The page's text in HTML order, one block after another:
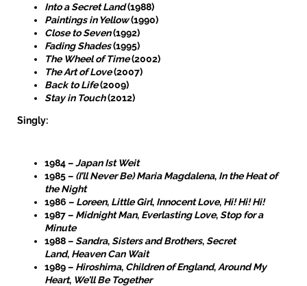
Into a Secret Land(1988)
Paintings in Yellow(1990)
Close to Seven(1992)
Fading Shades(1995)
The Wheel of Time(2002)
The Art of Love(2007)
Back to Life(2009)
Stay in Touch(2012)
Singly:
1984 –Japan Ist Weit
1985 – (I’ll Never Be) Maria Magdalena, In the Heat of
the Night
1986 – Loreen, Little Girl, Innocent Love, Hi! Hi! Hi!
1987 – Midnight Man, Everlasting Love,Stop for a
Minute
1988 –Sandra,Sisters and Brothers,Secret
Land, Heaven Can Wait
1989 – Hiroshima, Children of England, Around My
Heart, We’ll Be Together